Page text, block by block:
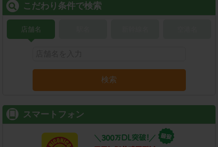
こだわり条件で検索
店舗名
検索
スマートフォン